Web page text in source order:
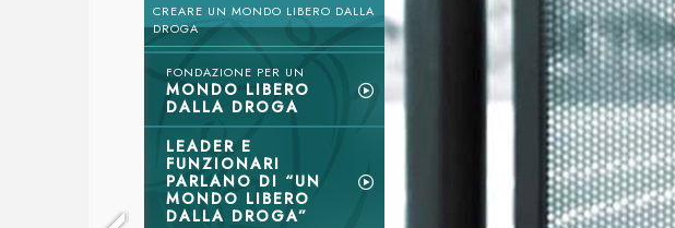
CREARE UN MONDO LIBERO DALLA
DROGA
FONDAZIONE PER UN
MONDO LIBERO
DALLA DROGA
LEADER E
FUNZIONARI
PARLANO DI “UN
MONDO LIBERO
DALLA DROGA”